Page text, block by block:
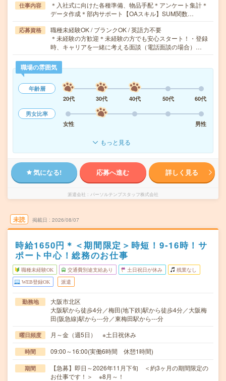
仕事内容
＊入社式に向けた各種準備、物品手配＊アンケート集計＊
データ作成＊部内サポート【OAスキル】SUM関数…
応募資格
職種未経験OK / ブランクOK / 英語力不要
＊未経験の方歓迎＊未経験の方でも安心スタート！・登録
時、キャリアを一緒に考える面談（電話面談の場合）…
職場の雰囲気
年齢層
20代
30代 40代 50代
60代
男女比率
女性
男性
もっと見る
気になる! 応募へ進む 詳しく見る
派遣会社 パーソルテンプスタッフ株式会社
未読 掲載日 2026/08/07
時給1650円＊＜期間限定＞時短！9‐16時！サ
ポート中心！総務のお仕事
職種未経験OK 交通費別途支給あり 土日祝日が休み 残業なし
WEB登録OK 派遣
勤務地
大阪市北区
大阪駅から徒歩4分／梅田(地下鉄)駅から徒歩4分／大阪梅
田(阪急線)駅から---分／東梅田駅から---分
曜日頻度 月～金（週5日） ※土日祝休み
時間 09:00～16:00(実働6時間 休憩1時間)
期間
【急募】即日～2026年11月下旬 ＜約3ヶ月の期間限定の
お仕事です！＞ ※8月～！